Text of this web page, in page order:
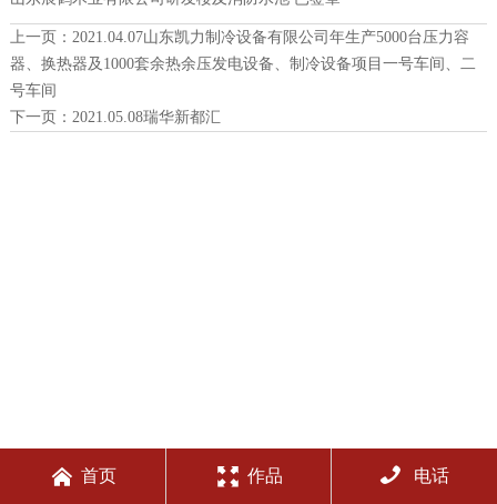
上一页： 2021.04.07山东凯力制冷设备有限公司年生产5000台压力容
器、换热器及1000套余热余压发电设备、制冷设备项目一号车间、二
号车间
下一页： 2021.05.08瑞华新都汇
 首页  作品  电话